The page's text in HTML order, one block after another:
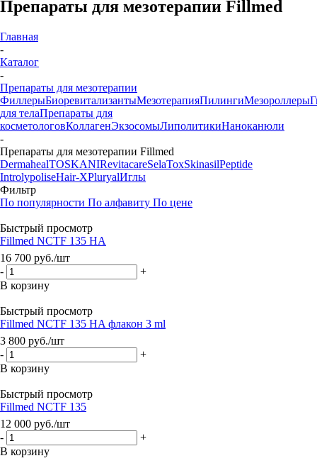
Препараты для мезотерапии Fillmed
Главная
-
Каталог
-
Препараты для мезотерапии
ФиллерыБиоревитализантыМезотерапияПилингиМезороллеры
для телаПрепараты для
косметологовКоллагенЭкзосомыЛиполитикиНаноканюли
-
Препараты для мезотерапии Fillmed
DermahealTOSKANIRevitacareSelaToxSkinasilPeptide
IntrolypoliseHair-XPluryalИглы
Фильтр
По популярности По алфавиту По цене
Быстрый просмотр
Fillmed NCTF 135 HA
16 700 руб./шт
-
+
В корзину
Быстрый просмотр
Fillmed NCTF 135 HA флакон 3 ml
3 800 руб./шт
-
+
В корзину
Быстрый просмотр
Fillmed NCTF 135
12 000 руб./шт
-
+
В корзину